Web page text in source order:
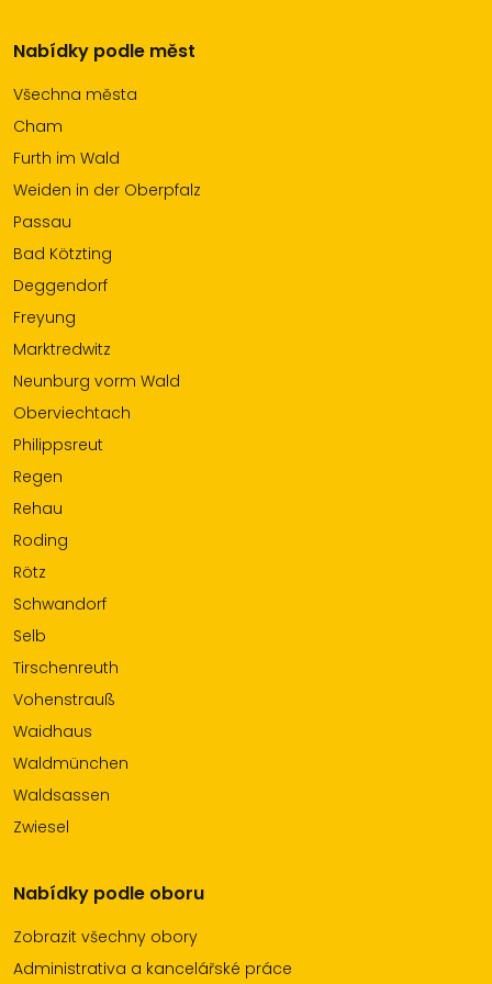
Nabídky podle měst
Všechna města
Cham
Furth im Wald
Weiden in der Oberpfalz
Passau
Bad Kötzting
Deggendorf
Freyung
Marktredwitz
Neunburg vorm Wald
Oberviechtach
Philippsreut
Regen
Rehau
Roding
Rötz
Schwandorf
Selb
Tirschenreuth
Vohenstrauß
Waidhaus
Waldmünchen
Waldsassen
Zwiesel
Nabídky podle oboru
Zobrazit všechny obory
Administrativa a kancelářské práce